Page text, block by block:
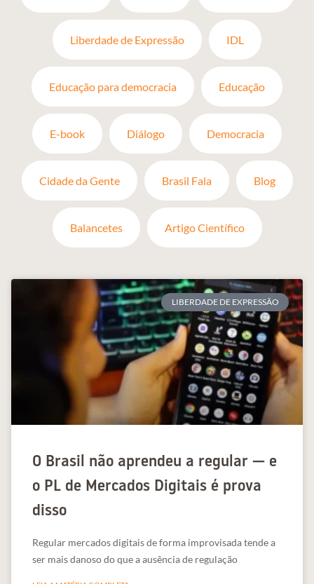
Liberdade de Expressão IDL
Educação para democracia Educação
E-book Diálogo Democracia
Cidade da Gente Brasil Fala Blog
Balancetes Artigo Científico
LIBERDADE DE EXPRESSÃO
O Brasil não aprendeu a regular — e
o PL de Mercados Digitais é prova
disso
Regular mercados digitais de forma improvisada tende a
ser mais danoso do que a ausência de regulação